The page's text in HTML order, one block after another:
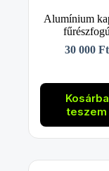
Alumínium
fűrészfogú
30 000Ft
Kosárba
teszem